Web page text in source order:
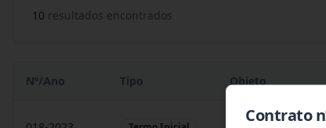
10 resultados encontrados
Nº/Ano Tipo Objeto
Contrato